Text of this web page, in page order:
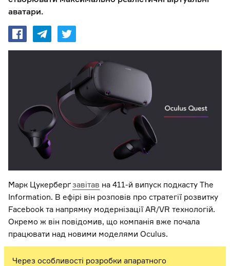
аватари.
Марк Цукерберґзавітав на 411-й випуск подкасту The
Information. В ефірі він розповів про стратегії розвитку
Facebook та напрямку модернізації AR/VR технологій.
Окремо ж він повідомив, що компанія вже почала
працювати над новими моделями Oculus.
Через особливості розробки апаратного